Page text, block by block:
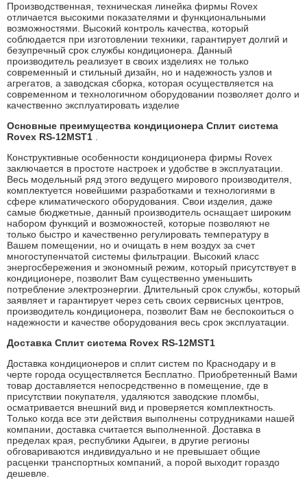
Производственная, техническая линейка фирмы Rovex
отличается высокими показателями и функциональными
возможностями. Высокий контроль качества, который
соблюдается при изготовлении техники, гарантирует долгий и
безупречный срок службы кондиционера. Данный
производитель реализует в своих изделиях не только
современный и стильный дизайн, но и надежность узлов и
агрегатов, а заводская сборка, которая осуществляется на
современном и технологичном оборудовании позволяет долго и
качественно эксплуатировать изделие
Основные преимущества кондиционера Сплит система
Rovex RS-12MST1
Конструктивные особенности кондиционера фирмы Rovex
заключается в простоте настроек и удобстве в эксплуатации.
Весь модельный ряд этого ведущего мирового производителя,
комплектуется новейшими разработками и технологиями в
сфере климатического оборудования. Свои изделия, даже
самые бюджетные, данный производитель оснащает широким
набором функций и возможностей, которые позволяют не
только быстро и качественно регулировать температуру в
Вашем помещении, но и очищать в нем воздух за счет
многоступенчатой системы фильтрации. Высокий класс
энергосбережения и экономный режим, который присутствует в
кондиционере, позволит Вам существенно уменьшить
потребление электроэнергии. Длительный срок службы, который
заявляет и гарантирует через сеть своих сервисных центров,
производитель кондиционера, позволит Вам не беспокоиться о
надежности и качестве оборудования весь срок эксплуатации.
Доставка Сплит система Rovex RS-12MST1
Доставка кондиционеров и сплит систем по Краснодару и в
черте города осуществляется Бесплатно. Приобретенный Вами
товар доставляется непосредственно в помещение, где в
присутствии покупателя, удаляются заводские пломбы,
осматривается внешний вид и проверяется комплектность.
Только когда все эти действия выполнены сотрудниками нашей
компании, доставка считается выполненной. Доставка в
пределах края, республики Адыгеи, в другие регионы
обговариваются индивидуально и не превышает общие
расценки транспортных компаний, а порой выходит гораздо
дешевле.